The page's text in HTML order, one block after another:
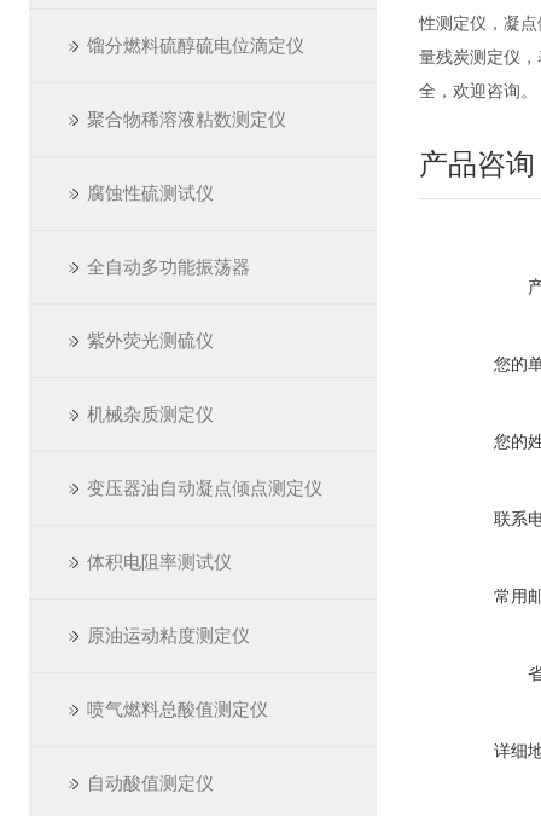
馏分燃料硫醇硫电位滴定仪
聚合物稀溶液粘数测定仪
腐蚀性硫测试仪
全自动多功能振荡器
紫外荧光测硫仪
机械杂质测定仪
变压器油自动凝点倾点测定仪
体积电阻率测试仪
原油运动粘度测定仪
喷气燃料总酸值测定仪
自动酸值测定仪
性测定仪，凝
量残炭测定仪
全，欢迎咨询。
产品咨询
您的
您的
联系
常用
详细